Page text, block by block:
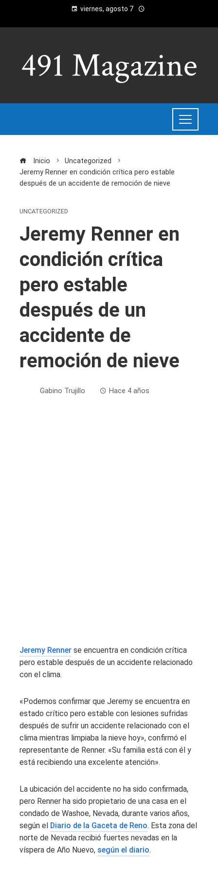
viernes, agosto 7
Inicio
Uncategorized
Jeremy Renner en condición crítica pero estable
después de un accidente de remoción de nieve
UNCATEGORIZED
Jeremy Renner en
condición crítica
pero estable
después de un
accidente de
remoción de nieve
Gabino Trujillo Hace 4 años
Jeremy Renner se encuentra en condición crítica
pero estable después de un accidente relacionado
con el clima.
«Podemos confirmar que Jeremy se encuentra en
estado crítico pero estable con lesiones sufridas
después de sufrir un accidente relacionado con el
clima mientras limpiaba la nieve hoy», confirmó el
representante de Renner. «Su familia está con él y
está recibiendo una excelente atención».
La ubicación del accidente no ha sido confirmada,
pero Renner ha sido propietario de una casa en el
condado de Washoe, Nevada, durante varios años,
según el Diario de la Gaceta de Reno. Esta zona del
norte de Nevada recibió fuertes nevadas en la
víspera de Año Nuevo, según el diario.